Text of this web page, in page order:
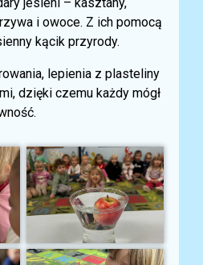
i owoce. Z ich pomocą
kącik przyrody.
lepienia z plasteliny
dzięki czemu każdy mógł